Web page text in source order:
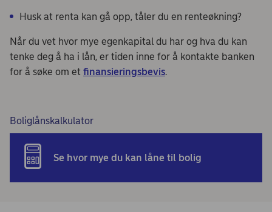
Husk at renta kan gå opp, tåler du en renteøkning?
Når du vet hvor mye egenkapital du har og hva du kan
tenke deg å ha i lån, er tiden inne for å kontakte banken
for å søke om et finansieringsbevis.
Boliglånskalkulator
Se hvor mye du kan låne til bolig